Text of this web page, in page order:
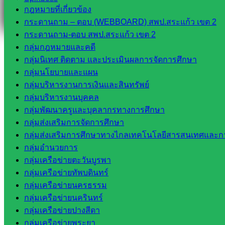
กฎหมายที่เกี่ยวข้อง
กระดานถาม – ตอบ (WEBBOARD) สพป.สระแก้ว เขต 2
กระดานถาม-ตอบ สพป.สระแก้ว เขต 2
กลุ่มกฎหมายและคดี
กลุ่มนิเทศ ติดตาม และประเมินผลการจัดการศึกษา
กลุ่มนโยบายและแผน
กลุ่มบริหารงานการเงินและสินทรัพย์
กลุ่มบริหารงานบุคคล
กลุ่มพัฒนาครูและบุคลากรทางการศึกษา
กลุ่มส่งเสริมการจัดการศึกษา
กลุ่มส่งเสริมการศึกษาทางไกลเทคโนโลยีสารสนเทศและ
กลุ่มอำนวยการ
กลุ่มเครือข่ายตะวันบูรพา
กลุ่มเครือข่ายทัพบดินทร์
กลุ่มเครือข่ายนครธรรม
กลุ่มเครือข่ายนครินทร์
กลุ่มเครือข่ายปางสีดา
กลุ่มเครือข่ายพระยา